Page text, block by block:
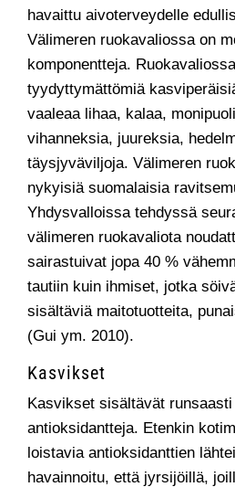
havaittu aivoterveydelle
Välimeren ruokavaliossa on
komponentteja.
tyydyttymättömiä
vaaleaa lihaa, kalaa,
vihanneksia, juureksia,
täysjyväviljoja. Välimeren
nykyisiä suomalaisia
Yhdysvalloissa tehdyssä
välimeren ruokavaliota
sairastuivat jopa 40 %
tautiin kuin ihmiset, jotka
sisältäviä maitotuotteita,
(Gui ym. 2010).
Kasvikset
Kasvikset sisältävät
antioksidantteja. Etenkin
loistavia antioksidanttien
havainnoitu, että jyrsijöillä,